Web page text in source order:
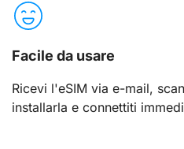
Facile da usare
Ricevi l'eSIM via e-mail,
installarla e connettiti